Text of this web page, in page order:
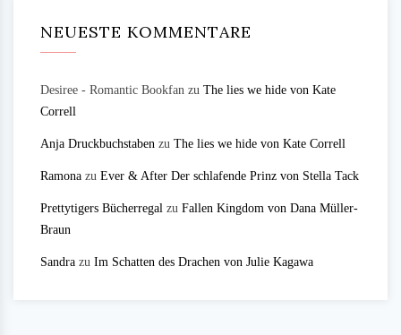
NEUESTE KOMMENTARE
Desiree - Romantic Bookfan zu The lies we hide von Kate
Correll
Anja Druckbuchstaben zu The lies we hide von Kate Correll
Ramona zu Ever & After Der schlafende Prinz von Stella Tack
Prettytigers Bücherregal zu Fallen Kingdom von Dana Müller-
Braun
Sandra zu Im Schatten des Drachen von Julie Kagawa